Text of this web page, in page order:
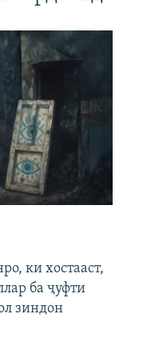
ки хостааст,
ба ҷуфти
зиндон